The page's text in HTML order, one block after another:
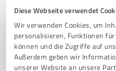
Diese Webseite verwendet
Wir verwenden Cookies, um
personalisieren, Funktionen
können und die Zugriffe auf
Außerdem geben wir
unserer Website an unsere
4,70 /
16Bewertungen (1